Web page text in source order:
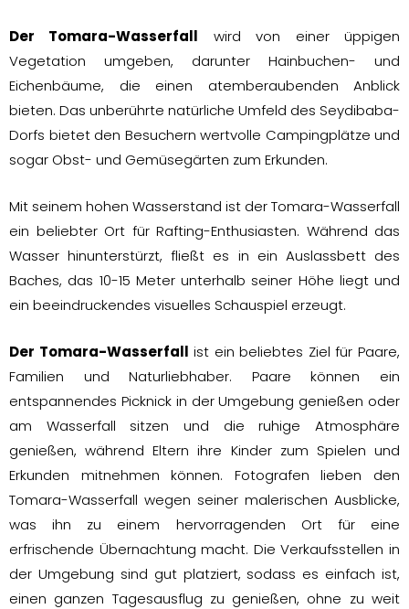
Der Tomara-Wasserfall wird von einer üppigen
Vegetation umgeben, darunter Hainbuchen- und
Eichenbäume, die einen atemberaubenden Anblick
bieten. Das unberührte natürliche Umfeld des Seydibaba-
Dorfs bietet den Besuchern wertvolle Campingplätze und
sogar Obst- und Gemüsegärten zum Erkunden.
Mit seinem hohen Wasserstand ist der Tomara-Wasserfall
ein beliebter Ort für Rafting-Enthusiasten. Während das
Wasser hinunterstürzt, fließt es in ein Auslassbett des
Baches, das 10-15 Meter unterhalb seiner Höhe liegt und
ein beeindruckendes visuelles Schauspiel erzeugt.
Der Tomara-Wasserfall ist ein beliebtes Ziel für Paare,
Familien und Naturliebhaber. Paare können ein
entspannendes Picknick in der Umgebung genießen oder
am Wasserfall sitzen und die ruhige Atmosphäre
genießen, während Eltern ihre Kinder zum Spielen und
Erkunden mitnehmen können. Fotografen lieben den
Tomara-Wasserfall wegen seiner malerischen Ausblicke,
was ihn zu einem hervorragenden Ort für eine
erfrischende Übernachtung macht. Die Verkaufsstellen in
der Umgebung sind gut platziert, sodass es einfach ist,
einen ganzen Tagesausflug zu genießen, ohne zu weit